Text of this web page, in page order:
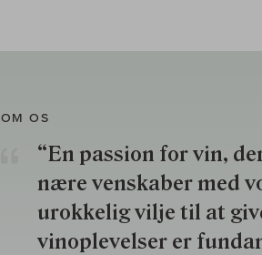
OM OS
“En passion for vin,
nære venskaber med
urokkelig vilje til at
vinoplevelser er